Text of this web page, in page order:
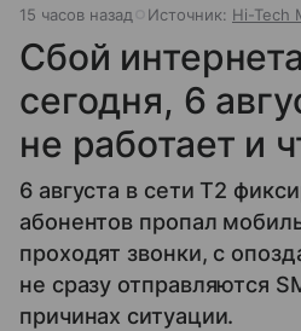
15 часов назад Источник: Hi-Tech
Сбой
сегодня, 6
не работает и
6 августа в сети T2
абонентов пропал
проходят звонки, с
не сразу отправляются
причинах ситуации.